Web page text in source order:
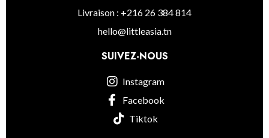
Livraison : +216 26 384 814
hello@littleasia.tn
SUIVEZ-NOUS
Instagram
Facebook
Tiktok